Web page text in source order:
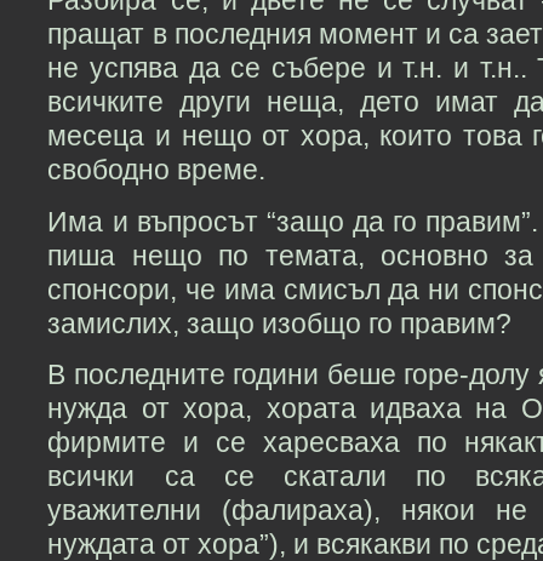
пращат в последния момент и са
не успява да се събере и т.н. и
всичките други неща, дето имат
месеца и нещо от хора, които това
свободно време.
Има и въпросът “защо да го
пиша нещо по темата, основно
спонсори, че има смисъл да ни
замислих, защо изобщо го правим?
В последните години беше горе-
нужда от хора, хората идваха на
фирмите и се харесваха по
всички са се скатали по
уважителни (фалираха), някои
нуждата от хора”), и всякакви по